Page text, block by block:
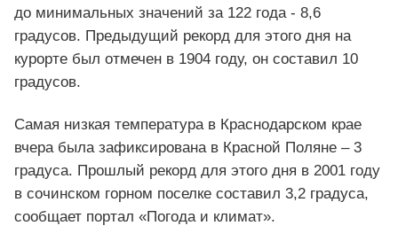
до минимальных значений за 122 года - 8,6
градусов. Предыдущий рекорд для этого дня на
курорте был отмечен в 1904 году, он составил 10
градусов.
Самая низкая температура в Краснодарском крае
вчера была зафиксирована в Красной Поляне – 3
градуса. Прошлый рекорд для этого дня в 2001 году
в сочинском горном поселке составил 3,2 градуса,
сообщает портал «Погода и климат».